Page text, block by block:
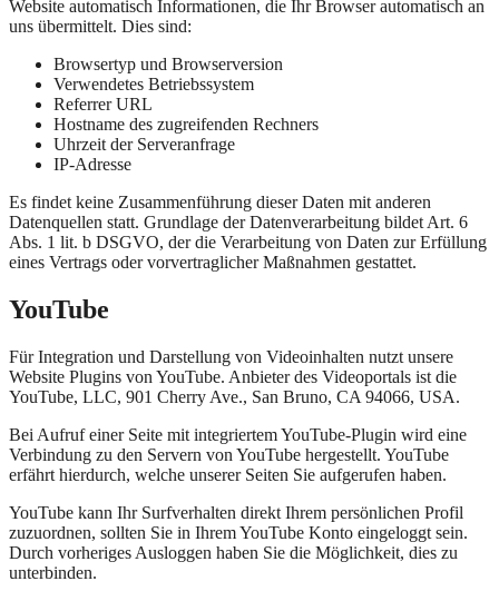
Website automatisch Informationen, die Ihr Browser automatisch an
uns übermittelt. Dies sind:
Browsertyp und Browserversion
Verwendetes Betriebssystem
Referrer URL
Hostname des zugreifenden Rechners
Uhrzeit der Serveranfrage
IP-Adresse
Es findet keine Zusammenführung dieser Daten mit anderen
Datenquellen statt. Grundlage der Datenverarbeitung bildet Art. 6
Abs. 1 lit. b DSGVO, der die Verarbeitung von Daten zur Erfüllung
eines Vertrags oder vorvertraglicher Maßnahmen gestattet.
YouTube
Für Integration und Darstellung von Videoinhalten nutzt unsere
Website Plugins von YouTube. Anbieter des Videoportals ist die
YouTube, LLC, 901 Cherry Ave., San Bruno, CA 94066, USA.
Bei Aufruf einer Seite mit integriertem YouTube-Plugin wird eine
Verbindung zu den Servern von YouTube hergestellt. YouTube
erfährt hierdurch, welche unserer Seiten Sie aufgerufen haben.
YouTube kann Ihr Surfverhalten direkt Ihrem persönlichen Profil
zuzuordnen, sollten Sie in Ihrem YouTube Konto eingeloggt sein.
Durch vorheriges Ausloggen haben Sie die Möglichkeit, dies zu
unterbinden.